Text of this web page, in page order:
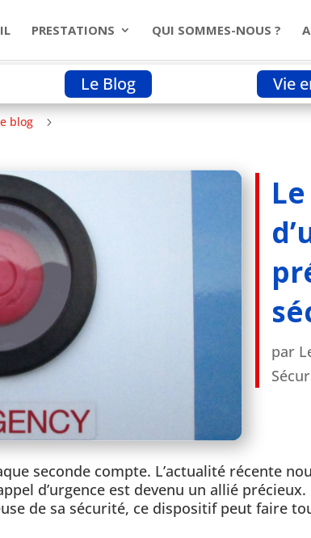
PRESTATIONS QUI SOMMES-NOUS ?
Le Blog Vie
blog 5
par
seconde compte. L’actualité récente
d’urgence est devenu un allié précieux.
de sa sécurité, ce dispositif peut faire